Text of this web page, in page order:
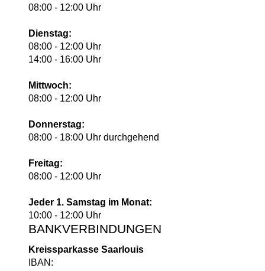
08:00 - 12:00 Uhr
Dienstag:
08:00 - 12:00 Uhr
14:00 - 16:00 Uhr
Mittwoch:
08:00 - 12:00 Uhr
Donnerstag:
08:00 - 18:00 Uhr durchgehend
Freitag:
08:00 - 12:00 Uhr
Jeder 1. Samstag im Monat:
10:00 - 12:00 Uhr
BANKVERBINDUNGEN
Kreissparkasse Saarlouis
IBAN: